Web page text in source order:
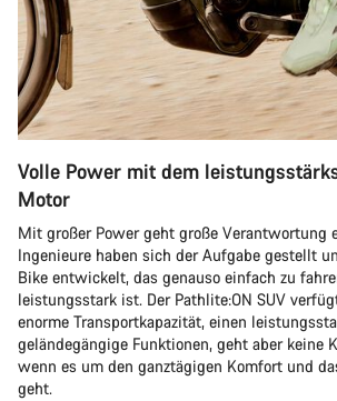
Volle Power mit dem
Motor
Mit großer Power geht große Verantwortung
Ingenieure haben sich der Aufgabe gestellt
Bike entwickelt, das genauso einfach zu
leistungsstark ist. Der Pathlite:ON SUV
enorme Transportkapazität, einen
geländegängige Funktionen, geht aber keine
wenn es um den ganztägigen Komfort und
geht.